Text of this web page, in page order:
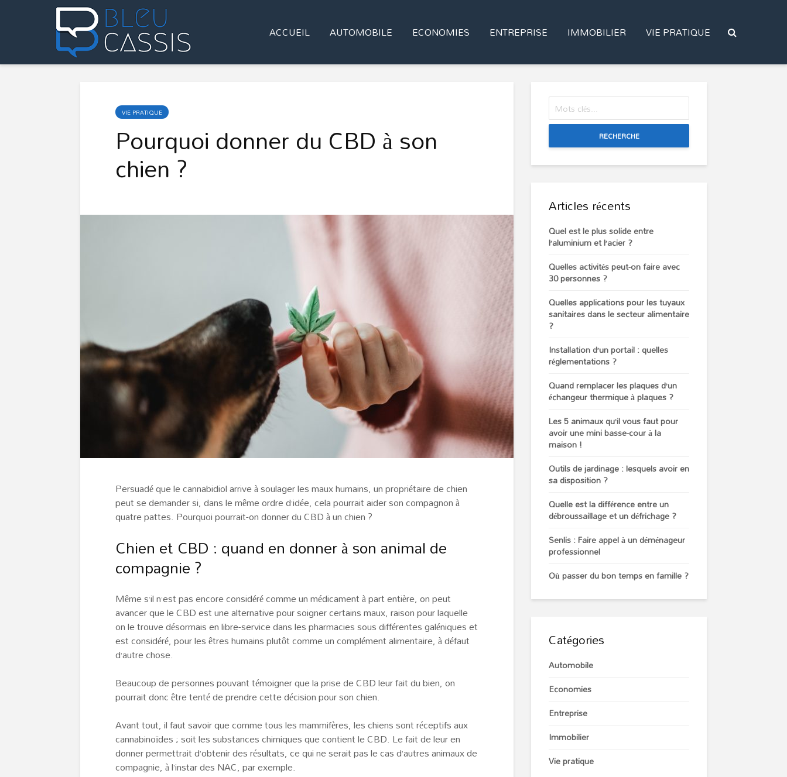
ACCUEIL AUTOMOBILE ECONOMIES ENTREPRISE IMMOBILIER VIE PRATIQUE
VIE PRATIQUE
Pourquoi donner du CBD à son
chien ?
Persuadé que le cannabidiol arrive à soulager les maux humains, un propriétaire de chien
peut se demander si, dans le même ordre d’idée, cela pourrait aider son compagnon à
quatre pattes. Pourquoi pourrait-on donner du CBD à un chien ?
Chien et CBD : quand en donner à son animal de
compagnie ?
Même s’il n’est pas encore considéré comme un médicament à part entière, on peut
avancer que le CBD est une alternative pour soigner certains maux, raison pour laquelle
on le trouve désormais en libre-service dans les pharmacies sous différentes galéniques et
est considéré, pour les êtres humains plutôt comme un complément alimentaire, à défaut
d’autre chose.
Beaucoup de personnes pouvant témoigner que la prise de CBD leur fait du bien, on
pourrait donc être tenté de prendre cette décision pour son chien.
Avant tout, il faut savoir que comme tous les mammifères, les chiens sont réceptifs aux
cannabinoïdes ; soit les substances chimiques que contient le CBD. Le fait de leur en
donner permettrait d’obtenir des résultats, ce qui ne serait pas le cas d’autres animaux de
compagnie, à l’instar des NAC, par exemple.
RECHERCHE
Articles récents
Quel est le plus solide entre
l’aluminium et l’acier ?
Quelles activités peut-on faire avec
30 personnes ?
Quelles applications pour les tuyaux
sanitaires dans le secteur alimentaire
?
Installation d’un portail : quelles
réglementations ?
Quand remplacer les plaques d’un
échangeur thermique à plaques ?
Les 5 animaux qu’il vous faut pour
avoir une mini basse-cour à la
maison !
Outils de jardinage : lesquels avoir en
sa disposition ?
Quelle est la différence entre un
débroussaillage et un défrichage ?
Senlis : Faire appel à un déménageur
professionnel
Où passer du bon temps en famille ?
Catégories
Automobile
Economies
Entreprise
Immobilier
Vie pratique